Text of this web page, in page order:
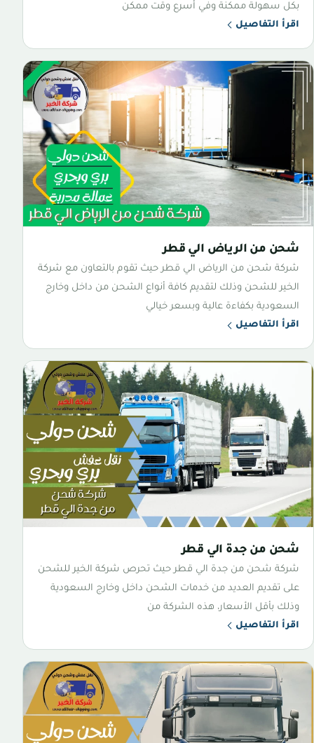
بكل سهولة ممكنة وفي أسرع وقت ممكن
اقرأ التفاصيل
شحن من الرياض الي قطر
شركة شحن من الرياض الي قطر حيث تقوم بالتعاون مع شركة
الخير للشحن وذلك لتقديم كافة أنواع الشحن من داخل وخارج
السعودية بكفاءة عالية وبسعر خيالي
اقرأ التفاصيل
شحن من جدة الي قطر
شركة شحن من جدة الي قطر حيث تحرص شركة الخير للشحن
على تقديم العديد من خدمات الشحن داخل وخارج السعودية
وذلك بأقل الأسعار، هذه الشركة من
اقرأ التفاصيل